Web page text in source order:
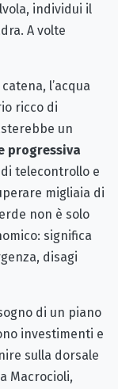
individui il
A volte
l’acqua
ricco di
un
progressiva
telecontrollo e
migliaia di
non è solo
significa
disagi
di un piano
investimenti e
sulla dorsale
Macrocioli,